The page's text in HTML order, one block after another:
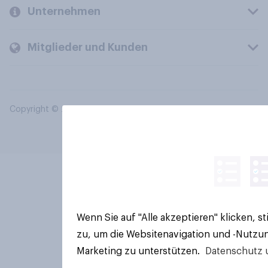
Unternehmen
Mitglieder und Kunden
Copyright © 2026 YouGov PLC. Alle Rechte vorbehalten.
Wenn Sie auf "Alle akzeptieren" klicken,
zu, um die Websitenavigation und -
Marketing zu unterstützen.
Datenschutz